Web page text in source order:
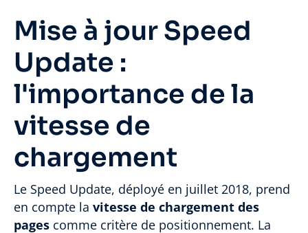
Mise à jour Speed
Update :
l'importance de la
vitesse de
chargement
Le Speed Update, déployé en juillet 2018, prend
en compte la vitesse de chargement des
pages comme critère de positionnement. La